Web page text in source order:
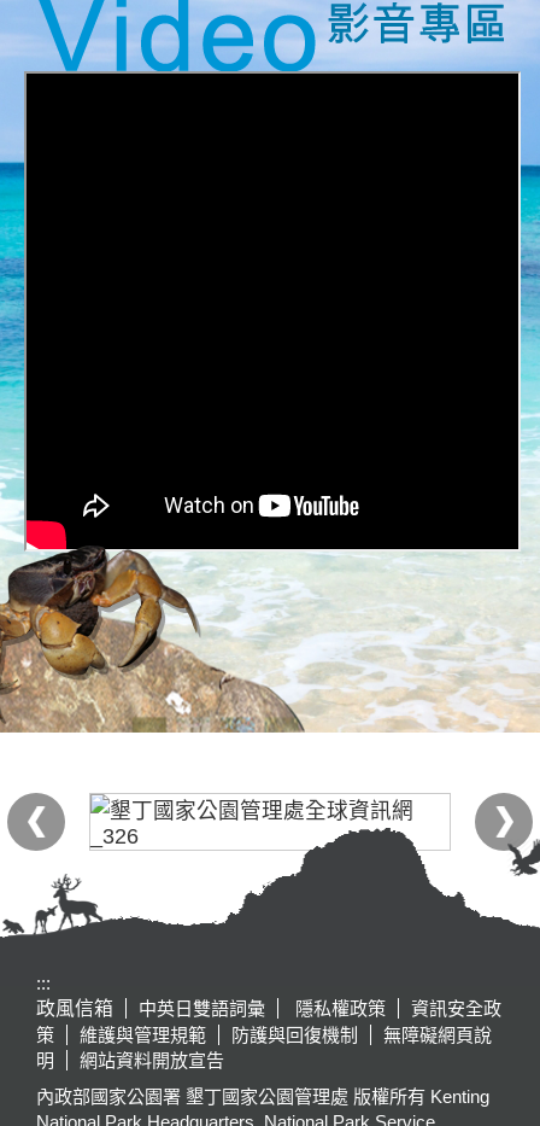
:::
政風信箱
中英日雙語詞彙 隱私權政策
資訊安全政
策
維護與管理規範 防護與回復機制
無障礙網頁說
明
網站資料開放宣告
內政部國家公園署 墾丁國家公園管理處 版權所有 Kenting
National Park Headquarters, National Park Service,